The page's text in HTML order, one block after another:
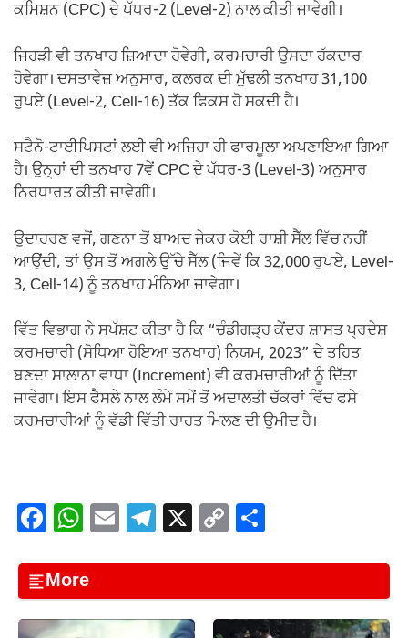
ਕਮਿਸ਼ਨ (CPC) ਦੇ ਪੱਧਰ-2 (Level-2) ਨਾਲ ਕੀਤੀ ਜਾਵੇਗੀ।
ਜਿਹੜੀ ਵੀ ਤਨਖਾਹ ਜ਼ਿਆਦਾ ਹੋਵੇਗੀ, ਕਰਮਚਾਰੀ ਉਸਦਾ ਹੱਕਦਾਰ
ਹੋਵੇਗਾ। ਦਸਤਾਵੇਜ਼ ਅਨੁਸਾਰ, ਕਲਰਕ ਦੀ ਮੁੱਢਲੀ ਤਨਖਾਹ 31,100
ਰੁਪਏ (Level-2, Cell-16) ਤੱਕ ਫਿਕਸ ਹੋ ਸਕਦੀ ਹੈ।
ਸਟੈਨੋ-ਟਾਈਪਿਸਟਾਂ ਲਈ ਵੀ ਅਜਿਹਾ ਹੀ ਫਾਰਮੂਲਾ ਅਪਣਾਇਆ ਗਿਆ
ਹੈ। ਉਨ੍ਹਾਂ ਦੀ ਤਨਖਾਹ 7ਵੇਂ CPC ਦੇ ਪੱਧਰ-3 (Level-3) ਅਨੁਸਾਰ
ਨਿਰਧਾਰਤ ਕੀਤੀ ਜਾਵੇਗੀ।
ਉਦਾਹਰਣ ਵਜੋਂ, ਗਣਨਾ ਤੋਂ ਬਾਅਦ ਜੇਕਰ ਕੋਈ ਰਾਸ਼ੀ ਸੈੱਲ ਵਿੱਚ ਨਹੀਂ
ਆਉਂਦੀ, ਤਾਂ ਉਸ ਤੋਂ ਅਗਲੇ ਉੱਚੇ ਸੈੱਲ (ਜਿਵੇਂ ਕਿ 32,000 ਰੁਪਏ, Level-
3, Cell-14) ਨੂੰ ਤਨਖਾਹ ਮੰਨਿਆ ਜਾਵੇਗਾ।
ਵਿੱਤ ਵਿਭਾਗ ਨੇ ਸਪੱਸ਼ਟ ਕੀਤਾ ਹੈ ਕਿ “ਚੰਡੀਗੜ੍ਹ ਕੇਂਦਰ ਸ਼ਾਸਤ ਪ੍ਰਦੇਸ਼
ਕਰਮਚਾਰੀ (ਸੋਧਿਆ ਹੋਇਆ ਤਨਖਾਹ) ਨਿਯਮ, 2023” ਦੇ ਤਹਿਤ
ਬਣਦਾ ਸਾਲਾਨਾ ਵਾਧਾ (Increment) ਵੀ ਕਰਮਚਾਰੀਆਂ ਨੂੰ ਦਿੱਤਾ
ਜਾਵੇਗਾ। ਇਸ ਫੈਸਲੇ ਨਾਲ ਲੰਮੇ ਸਮੇਂ ਤੋਂ ਅਦਾਲਤੀ ਚੱਕਰਾਂ ਵਿੱਚ ਫਸੇ
ਕਰਮਚਾਰੀਆਂ ਨੂੰ ਵੱਡੀ ਵਿੱਤੀ ਰਾਹਤ ਮਿਲਣ ਦੀ ਉਮੀਦ ਹੈ।
F
c
e
W
at
s
E
ail
T
e
gr
X C
p
y
ar
e
More